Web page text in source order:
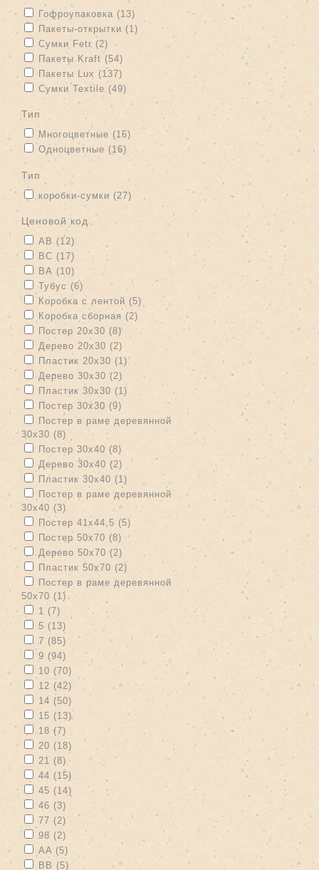
Apply Гофроупаковка filter
Гофроупаковка (13) Apply Гофроупаковка filter
Apply Пакеты-открытки filter
Пакеты-открытки (1) Apply Пакеты-открытки filter
Apply Сумки Fetr filter
Сумки Fetr (2) Apply Сумки Fetr filter
Apply Пакеты Kraft filter
Пакеты Kraft (54) Apply Пакеты Kraft filter
Apply Пакеты Lux filter
Пакеты Lux (137) Apply Пакеты Lux filter
Apply Сумки Textile filter
Сумки Textile (49) Apply Сумки Textile filter
тип
Apply Многоцветные filter
Многоцветные (16) Apply Многоцветные filter
Apply Одноцветные filter
Одноцветные (16) Apply Одноцветные filter
тип
Apply коробки-сумки filter
коробки-сумки (27) Apply коробки-сумки filter
Ценовой код
Apply АВ filter
АВ (12)
Apply ВС filter
ВС (17) Apply ВС filter
Apply ВА filter
ВА (10)
Apply Тубус filter
Тубус (6) Apply Тубус filter
Apply Коробка с лентой filter
Коробка с лентой (5) Apply Коробка с лентой filter
Apply Коробка сборная filter
Коробка сборная (2) Apply Коробка сборная filter
Apply Постер 20х30 filter
Постер 20х30 (8)Apply Постер 20х30 filter
Apply Дерево 20х30 filter
Дерево 20х30 (2) Apply Дерево 20х30 filter
Apply Пластик 20х30 filter
Пластик 20х30 (1)Apply Пластик 20х30 filter
Apply Дерево 30х30 filter
Дерево 30х30 (2) Apply Дерево 30х30 filter
Apply Пластик 30х30 filter
Пластик 30х30 (1) Apply Пластик 30х30 filter
Apply Постер 30х30 filter
Постер 30х30 (9) Apply Постер 30х30 filter
Apply Постер в раме деревянной 30х30 filter
Постер в раме деревянной
30х30 (8) Apply Постер в раме деревянной 30х30 filter
Apply Постер 30х40 filter
Постер 30х40 (8)
Apply Дерево 30х40 filter
Дерево 30х40 (2) Apply Дерево 30х40 filter
Apply Пластик 30х40 filter
Пластик 30х40 (1) Apply Пластик 30х40 filter
Apply Постер в раме деревянной 30х40 filter
Постер в раме деревянной
30х40 (3) Apply Постер в раме деревянной 30х40 filter
Apply Постер 41х44,5 filter
Постер 41х44,5 (5) Apply Постер 41х44,5 filter
Apply Постер 50х70 filter
Постер 50х70 (8) Apply Постер 50х70 filter
Apply Дерево 50х70 filter
Дерево 50х70 (2) Apply Дерево 50х70 filter
Apply Пластик 50х70 filter
Пластик 50х70 (2) Apply Пластик 50х70 filter
Apply Постер в раме деревянной 50х70 filter
Постер в раме деревянной
50х70 (1) Apply Постер в раме деревянной 50х70 filter
Apply 1 filter
1 (7) Apply 1 filter
Apply 5 filter
5 (13)
Apply 7 filter
7 (85) Apply 7 filter
Apply 9 filter
9 (94) Apply 9 filter
Apply 10 filter
10 (70) Apply 10 filter
Apply 12 filter
12 (42) Apply 12 filter
Apply 14 filter
14 (50)
Apply 15 filter
15 (13) Apply 15 filter
Apply 18 filter
18 (7) Apply 18 filter
Apply 20 filter
20 (18) Apply 20 filter
Apply 21 filter
21 (8) Apply 21 filter
Apply 44 filter
44 (15)
Apply 45 filter
45 (14) Apply 45 filter
Apply 46 filter
46 (3)
Apply 77 filter
77 (2) Apply 77 filter
Apply 98 filter
98 (2) Apply 98 filter
Apply AA filter
AA (5)
Apply BB filter
BB (5) Apply BB filter